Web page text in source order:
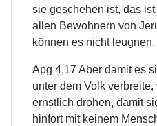
sie geschehen ist, das ist
allen Bewohnern von
können es nicht leugnen.
Apg 4,17 Aber damit es
unter dem Volk
ernstlich drohen, damit
hinfort mit keinem